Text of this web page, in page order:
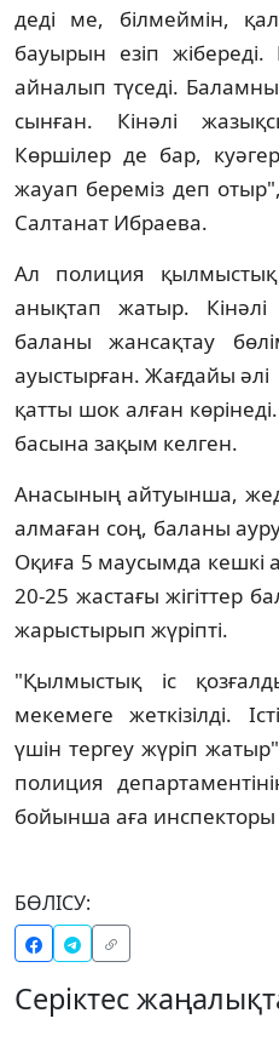
деді ме, білмеймін,
бауырын езіп жібереді.
айналып түседі.
сынған. Кінәлі
Көршілер де бар,
жауап береміз деп
Салтанат Ибраева.
Ал полиция
анықтап жатыр. Кінәлі
баланы жансақтау
ауыстырған. Жағдайы
қатты шок алған
басына зақым келген.
Анасының айтуынша,
алмаған соң, баланы
Оқиға 5 маусымда кешкі
20-25 жастағы жігіттер
жарыстырып жүріпті.
"Қылмыстық іс
мекемеге жеткізілді.
үшін тергеу жүріп
полиция
бойынша аға
БӨЛІСУ:
Серіктес